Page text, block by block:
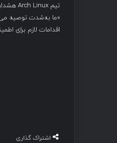
تیم Arch Linux هشدار داد:
«ما به‌شدت توصیه
اقدامات لازم برای
اشتراک گذاری